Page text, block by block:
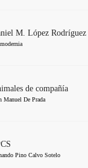
M. López Rodríguez
de compañía
Manuel De Prada
Pino Calvo Sotelo